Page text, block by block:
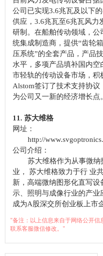
公司已实现3.6兆瓦及以下
供应，3.6兆瓦至6兆瓦风力
研制。在船舶传动领域，
统集成制造商，提供“齿轮
压系统”的全套产品，产品
水平，多项产品填补国内
市轻轨的传动设备市场，积
Alstom签订了技术支持协
为公司又一新的经济增长点。
11. 苏大维格
网址：
http://
公司介绍：
苏大维格作为从事微纳
业， 苏大维格致力于行 业
新，高端微纳图形化直写
示、照明与成像行业的产
成为A股深交所创业板上市
"备注：以上信息来自于网络公开
联系客服微信修改。"